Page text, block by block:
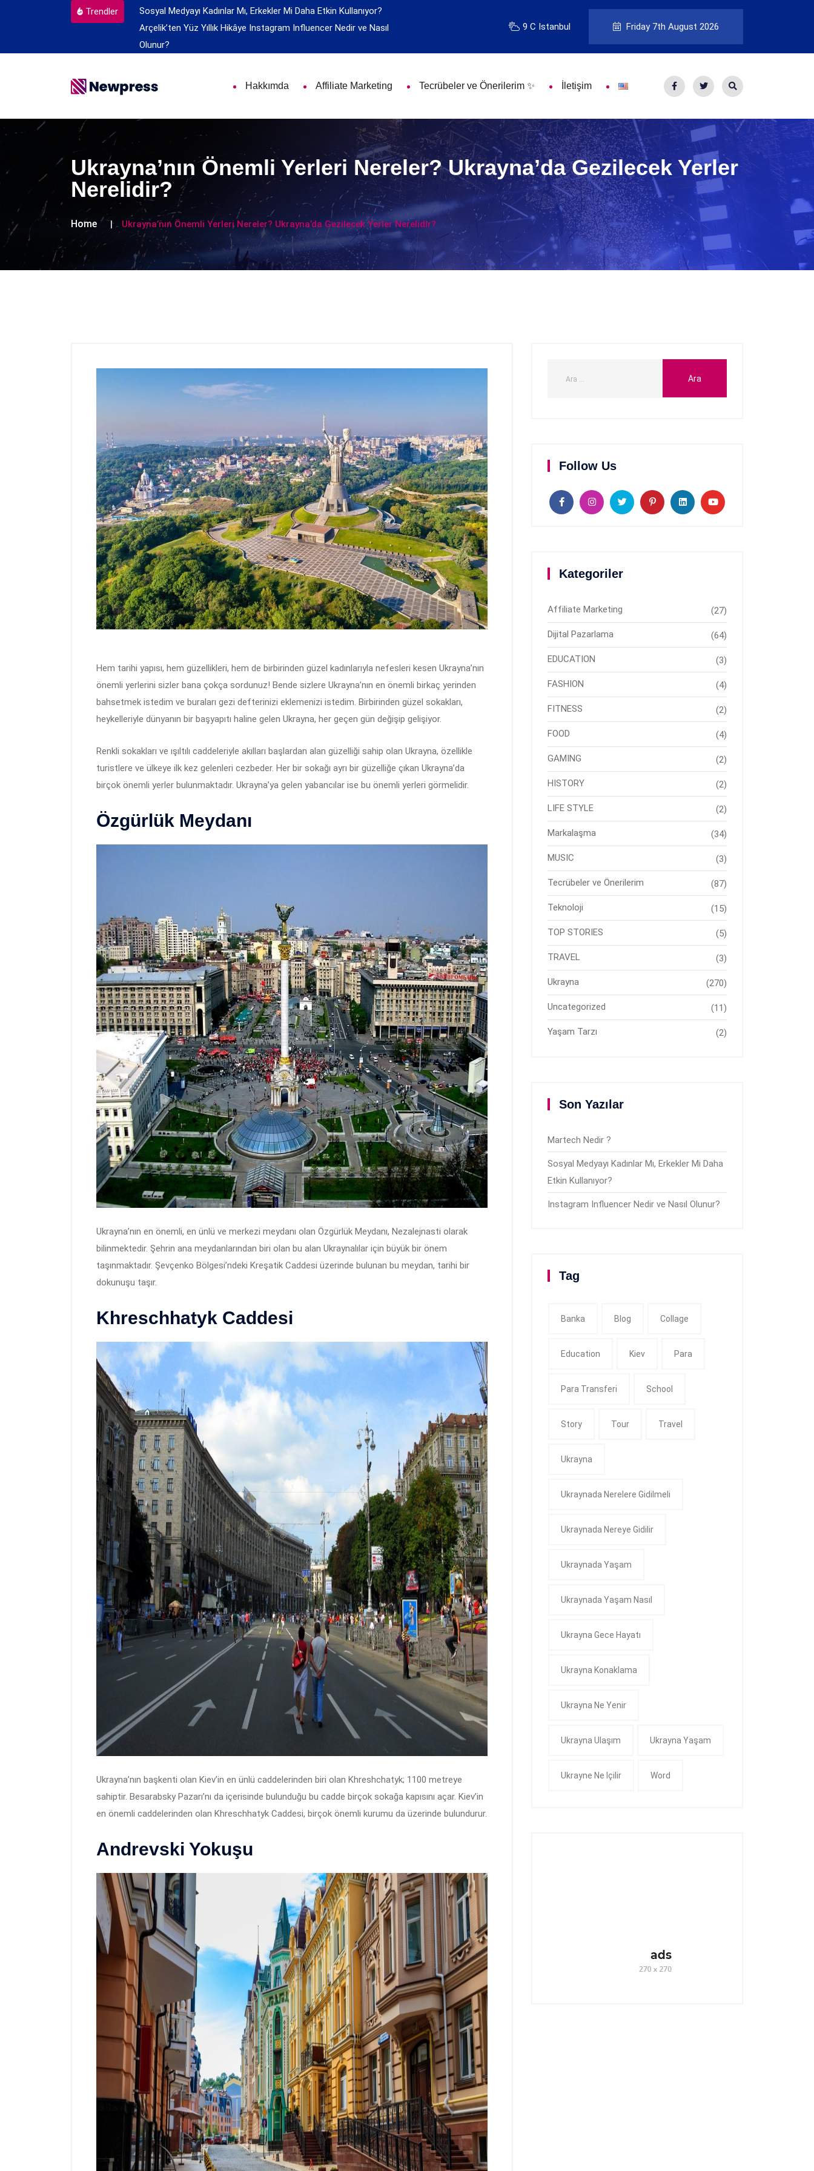
Trendler
Sosyal Medyayı Kadınlar Mı, Erkekler Mi Daha Etkin Kullanıyor?
Arçelik’ten Yüz Yıllık Hikâye Instagram Influencer Nedir ve Nasıl
Olunur?
9 C Istanbul Friday 7th August 2026
Hakkımda Affiliate Marketing Tecrübeler ve Önerilerim ✨ İletişim
Ukrayna’nın Önemli Yerleri Nereler? Ukrayna’da Gezilecek Yerler
Nerelidir?
Home Ukrayna’nın Önemli Yerleri Nereler? Ukrayna’da Gezilecek Yerler Nerelidir?
Hem tarihi yapısı, hem güzellikleri, hem de birbirinden güzel kadınlarıyla nefesleri kesen Ukrayna’nın
önemli yerlerini sizler bana çokça sordunuz! Bende sizlere Ukrayna’nın en önemli birkaç yerinden
bahsetmek istedim ve buraları gezi defterinizi eklemenizi istedim. Birbirinden güzel sokakları,
heykelleriyle dünyanın bir başyapıtı haline gelen Ukrayna, her geçen gün değişip gelişiyor.
Renkli sokakları ve ışıltılı caddeleriyle akılları başlardan alan güzelliği sahip olan Ukrayna, özellikle
turistlere ve ülkeye ilk kez gelenleri cezbeder. Her bir sokağı ayrı bir güzelliğe çıkan Ukrayna’da
birçok önemli yerler bulunmaktadır. Ukrayna’ya gelen yabancılar ise bu önemli yerleri görmelidir.
Özgürlük Meydanı
Ukrayna’nın en önemli, en ünlü ve merkezi meydanı olan Özgürlük Meydanı, Nezalejnasti olarak
bilinmektedir. Şehrin ana meydanlarından biri olan bu alan Ukraynalılar için büyük bir önem
taşınmaktadır. Şevçenko Bölgesi’ndeki Kreşatik Caddesi üzerinde bulunan bu meydan, tarihi bir
dokunuşu taşır.
Khreschhatyk Caddesi
Ukrayna’nın başkenti olan Kiev’in en ünlü caddelerinden biri olan Khreshchatyk; 1100 metreye
sahiptir. Besarabsky Pazarı’nı da içerisinde bulunduğu bu cadde birçok sokağa kapısını açar. Kiev’in
en önemli caddelerinden olan Khreschhatyk Caddesi, birçok önemli kurumu da üzerinde bulundurur.
Andrevski Yokuşu
Follow Us
Kategoriler
Affiliate Marketing (27)
Dijital Pazarlama (64)
EDUCATION (3)
FASHION (4)
FITNESS (2)
FOOD (4)
GAMING (2)
HISTORY (2)
LIFE STYLE (2)
Markalaşma (34)
MUSIC (3)
Tecrübeler ve Önerilerim (87)
Teknoloji (15)
TOP STORIES (5)
TRAVEL (3)
Ukrayna (270)
Uncategorized (11)
Yaşam Tarzı (2)
Son Yazılar
Martech Nedir ?
Sosyal Medyayı Kadınlar Mı, Erkekler Mi Daha
Etkin Kullanıyor?
Instagram Influencer Nedir ve Nasıl Olunur?
Tag
Banka Blog Collage
Education Kiev Para
Para Transferi School
Story Tour Travel
Ukrayna
Ukraynada Nerelere Gidilmeli
Ukraynada Nereye Gidilir
Ukraynada Yaşam
Ukraynada Yaşam Nasıl
Ukrayna Gece Hayatı
Ukrayna Konaklama
Ukrayna Ne Yenir
Ukrayna Ulaşım Ukrayna Yaşam
Ukrayne Ne Içilir Word